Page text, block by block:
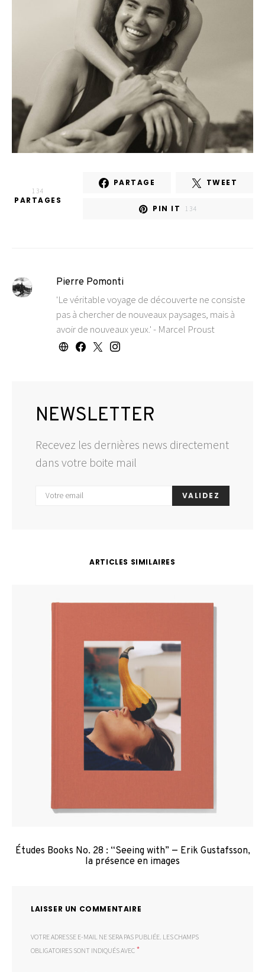
134
PARTAGES
PARTAGE TWEET
PIN IT 134
Pierre Pomonti
'Le véritable voyage de découverte ne consiste
pas à chercher de nouveaux paysages, mais à
avoir de nouveaux yeux.' - Marcel Proust
NEWSLETTER
Recevez les dernières news directement
dans votre boite mail
VALIDEZ
ARTICLES SIMILAIRES
Études Books No. 28 : “Seeing with” — Erik Gustafsson,
la présence en images
LAISSER UN COMMENTAIRE
VOTRE ADRESSE E-MAIL NE SERA PAS PUBLIÉE. LES CHAMPS
OBLIGATOIRES SONT INDIQUÉS AVEC *